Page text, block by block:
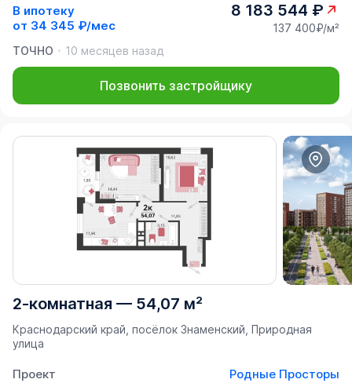
В ипотеку
от 34 345 ₽/мес
8 183 544 ₽
137 400₽/м²
ТОЧНО
10 месяцев назад
Позвонить застройщику
2-комнатная — 54,07 м²
Краснодарский край, посёлок Знаменский, Природная
улица
Проект
Родные Просторы